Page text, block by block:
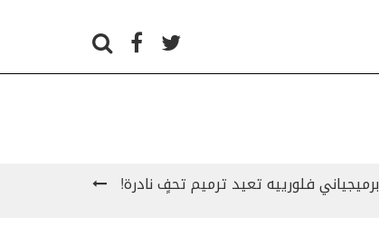
برميجياني فلورييه تعيد ترميم تحفٍ نادرة!